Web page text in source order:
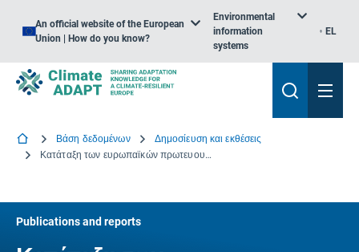
An official website of the European
Union | How do you know?
Environmental
information
systems
EL
Βάση δεδομένων
Δημοσίευση και εκθέσεις
Κατάταξη των ευρωπαϊκών πρωτευουσών με βάση την έκθεση σε κύματα καύσωνα και κρύα κύματα
Publications and reports